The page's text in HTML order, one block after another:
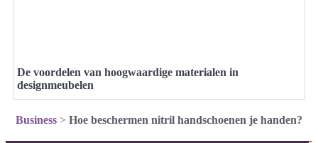
De voordelen van hoogwaardige materialen in
designmeubelen
Business > Hoe beschermen nitril handschoenen je handen?